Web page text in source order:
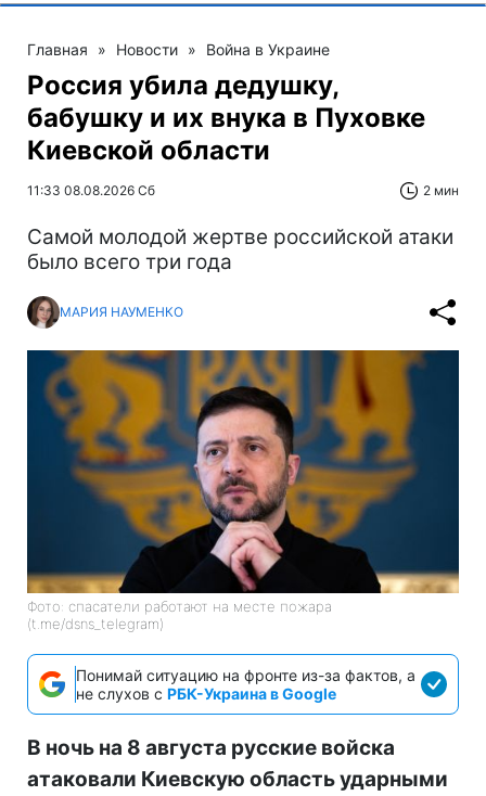
Главная » Новости » Война в Украине
Россия убила дедушку,
бабушку и их внука в Пуховке
Киевской области
11:33 08.08.2026 Сб 2 мин
Самой молодой жертве российской атаки
было всего три года
МАРИЯ НАУМЕНКО
Фото: спасатели работают на месте пожара
(t.me/dsns_telegram)
Понимай ситуацию на фронте из-за фактов, а
не слухов с РБК-Украина в Google
В ночь на 8 августа русские войска
атаковали Киевскую область ударными